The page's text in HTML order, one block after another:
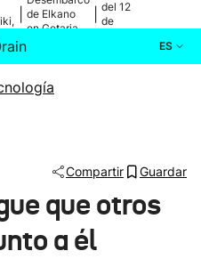
de Elkano
en Getaria
del 12
de
ES
Compartir Guardar
que otros
a él